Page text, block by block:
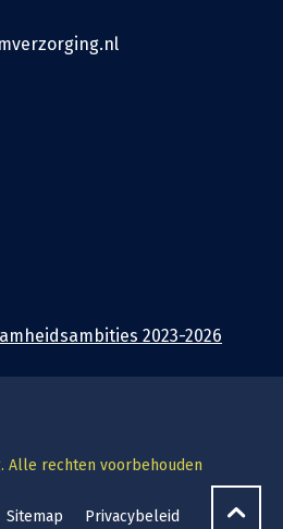
2023-2026
Alle rechten voorbehouden
Sitemap Privacybeleid